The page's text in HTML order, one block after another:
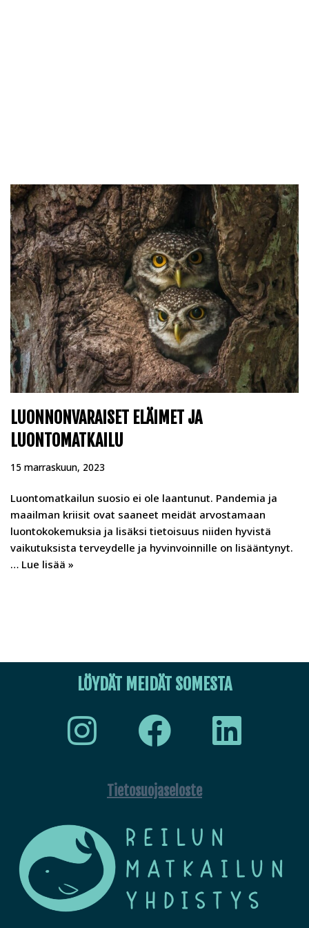
LUONNONVARAISET ELÄIMET JA
LUONTOMATKAILU
15 marraskuun, 2023
Luontomatkailun suosio ei ole laantunut. Pandemia ja
maailman kriisit ovat saaneet meidät arvostamaan
luontokokemuksia ja lisäksi tietoisuus niiden hyvistä
vaikutuksista terveydelle ja hyvinvoinnille on lisääntynyt.
… Lue lisää »
LÖYDÄT MEIDÄT SOMESTA
Tietosuojaseloste